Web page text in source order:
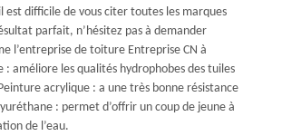
difficile de vous citer toutes les marques
parfait, n’hésitez pas à demander
l’entreprise de toiture Entreprise CN à
améliore les qualités hydrophobes des tuiles
acrylique : a une très bonne résistance
: permet d’offrir un coup de jeune à
de l’eau.